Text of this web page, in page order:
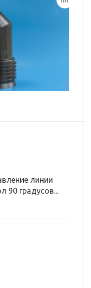
линии
90 градусов...